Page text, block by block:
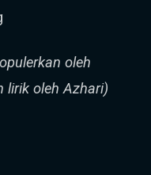
oleh
lirik oleh Azhari)